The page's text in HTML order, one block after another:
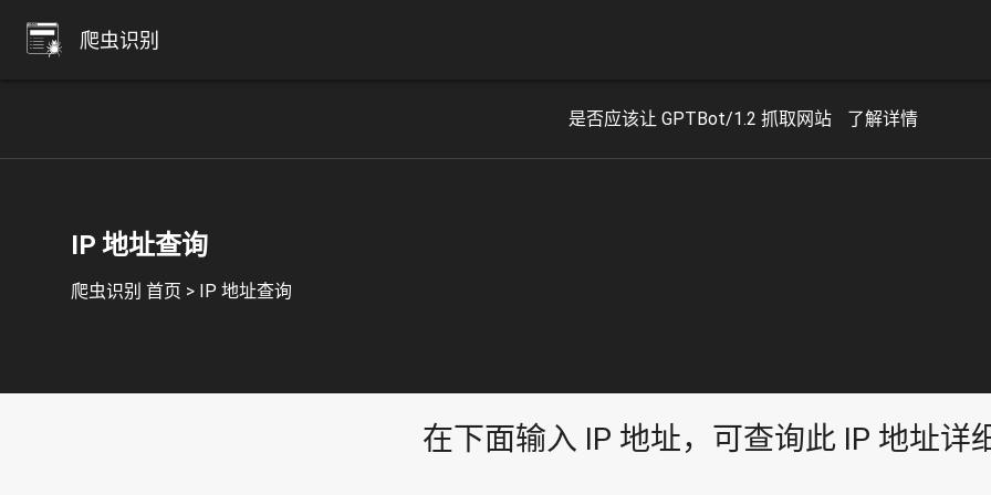
爬虫识别
是否应该让 GPTBot/1.2 抓取网站 了解详情
IP 地址查询
爬虫识别 首页 > IP 地址查询
在下面输入 IP 地址，可查询此 IP 地址详